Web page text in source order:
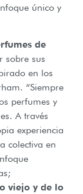
único y
de
sobre sus
en los
“Siempre
perfumes y
A través
experiencia
colectiva en
viejo y de lo